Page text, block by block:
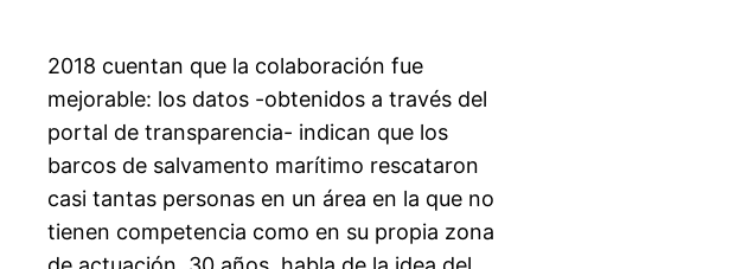
2018 cuentan que la colaboración fue
mejorable: los datos -obtenidos a través del
portal de transparencia- indican que los
barcos de salvamento marítimo rescataron
casi tantas personas en un área en la que no
tienen competencia como en su propia zona